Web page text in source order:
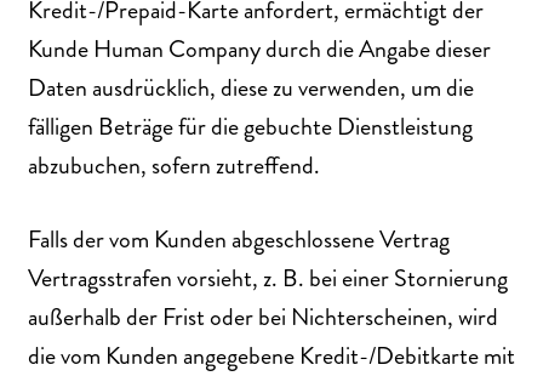
Kredit-/Prepaid-Karte anfordert, ermächtigt der
Kunde Human Company durch die Angabe dieser
Daten ausdrücklich, diese zu verwenden, um die
fälligen Beträge für die gebuchte Dienstleistung
abzubuchen, sofern zutreffend.
Falls der vom Kunden abgeschlossene Vertrag
Vertragsstrafen vorsieht, z. B. bei einer Stornierung
außerhalb der Frist oder bei Nichterscheinen, wird
die vom Kunden angegebene Kredit-/Debitkarte mit